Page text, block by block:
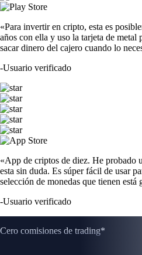
«Para invertir en cripto, esta es
años con ella y uso la tarjeta de metal
sacar dinero del cajero cuando lo
-Usuario verificado
«App de criptos de diez. He probado
esta sin duda. Es súper fácil de usar
selección de monedas que tienen está
-Usuario verificado
Cero comisiones de trading*